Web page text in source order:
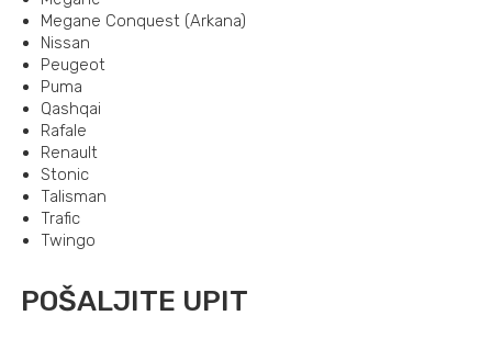
Megane Conquest (Arkana)
Nissan
Peugeot
Puma
Qashqai
Rafale
Renault
Stonic
Talisman
Trafic
Twingo
POŠALJITE UPIT